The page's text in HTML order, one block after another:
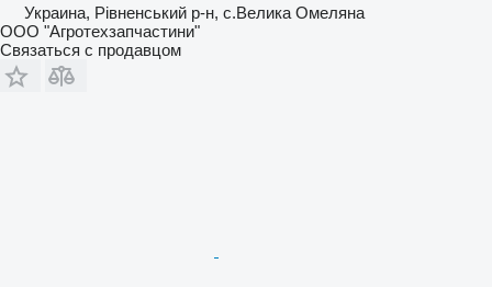
Украина, Рівненський р-н, с.Велика Омеляна
ООО "Агротехзапчастини"
Связаться с продавцом